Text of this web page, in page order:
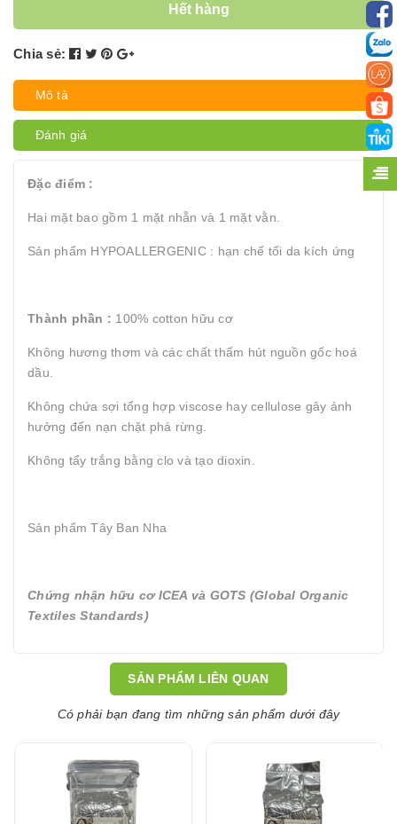
Hết hàng
Chia sẻ:
Mô tả
Đánh giá
Đặc điểm :
Hai mặt bao gồm 1 mặt nhẵn và 1 mặt vằn.
Sản phẩm HYPOALLERGENIC : hạn chế tối da kích ứng
Thành phần : 100% cotton hữu cơ
Không hương thơm và các chất thấm hút nguồn gốc hoá
dầu.
Không chứa sợi tổng hợp viscose hay cellulose gây ảnh
hưởng đến nạn chặt phá rừng.
Không tẩy trắng bằng clo và tạo dioxin.
Sản phẩm Tây Ban Nha
Chứng nhận hữu cơ ICEA và GOTS (Global Organic
Textiles Standards)
SẢN PHẨM LIÊN QUAN
Có phải bạn đang tìm những sản phẩm dưới đây